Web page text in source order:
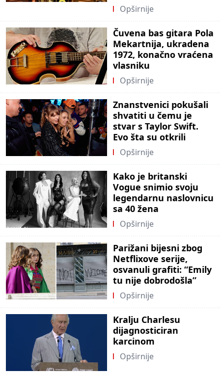
Opširnije
Čuvena bas gitara Pola
Mekartnija, ukradena
1972, konačno vraćena
vlasniku
Opširnije
Znanstvenici pokušali
shvatiti u čemu je
stvar s Taylor Swift.
Evo šta su otkrili
Opširnije
Kako je britanski
Vogue snimio svoju
legendarnu naslovnicu
sa 40 žena
Opširnije
Parižani bijesni zbog
Netflixove serije,
osvanuli grafiti: “Emily
tu nije dobrodošla”
Opširnije
Kralju Charlesu
dijagnosticiran
karcinom
Opširnije